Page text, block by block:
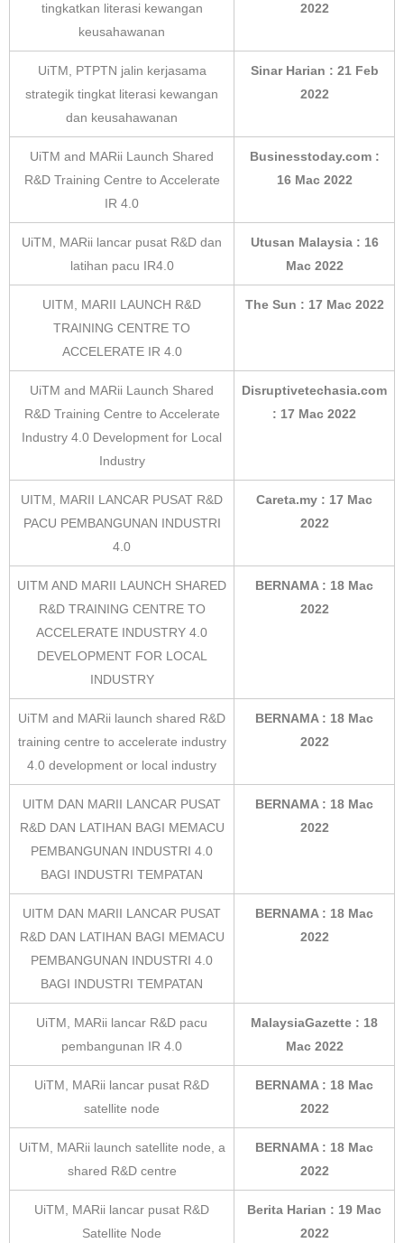
tingkatkan literasi kewangan
keusahawanan
2022
UiTM, PTPTN jalin kerjasama
strategik tingkat literasi kewangan
dan keusahawanan
Sinar Harian : 21 Feb
2022
UiTM and MARii Launch Shared
R&D Training Centre to Accelerate
IR 4.0
Businesstoday.com :
16 Mac 2022
UiTM, MARii lancar pusat R&D dan
latihan pacu IR4.0
Utusan Malaysia : 16
Mac 2022
UITM, MARII LAUNCH R&D
TRAINING CENTRE TO
ACCELERATE IR 4.0
The Sun : 17 Mac 2022
UiTM and MARii Launch Shared
R&D Training Centre to Accelerate
Industry 4.0 Development for Local
Industry
Disruptivetechasia.com
: 17 Mac 2022
UITM, MARII LANCAR PUSAT R&D
PACU PEMBANGUNAN INDUSTRI
4.0
Careta.my : 17 Mac
2022
UITM AND MARII LAUNCH SHARED
R&D TRAINING CENTRE TO
ACCELERATE INDUSTRY 4.0
DEVELOPMENT FOR LOCAL
INDUSTRY
BERNAMA : 18 Mac
2022
UiTM and MARii launch shared R&D
training centre to accelerate industry
4.0 development or local industry
BERNAMA : 18 Mac
2022
UITM DAN MARII LANCAR PUSAT
R&D DAN LATIHAN BAGI MEMACU
PEMBANGUNAN INDUSTRI 4.0
BAGI INDUSTRI TEMPATAN
BERNAMA : 18 Mac
2022
UITM DAN MARII LANCAR PUSAT
R&D DAN LATIHAN BAGI MEMACU
PEMBANGUNAN INDUSTRI 4.0
BAGI INDUSTRI TEMPATAN
BERNAMA : 18 Mac
2022
UiTM, MARii lancar R&D pacu
pembangunan IR 4.0
MalaysiaGazette : 18
Mac 2022
UiTM, MARii lancar pusat R&D
satellite node
BERNAMA : 18 Mac
2022
UiTM, MARii launch satellite node, a
shared R&D centre
BERNAMA : 18 Mac
2022
UiTM, MARii lancar pusat R&D
Satellite Node
Berita Harian : 19 Mac
2022